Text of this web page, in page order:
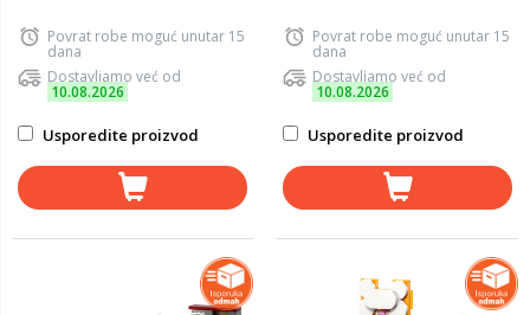
Povrat robe moguć unutar 15
dana
Dostavljamo već od
10.08.2026
Usporedite proizvod
Povrat robe moguć unutar 15
dana
Dostavljamo već od
10.08.2026
Usporedite proizvod